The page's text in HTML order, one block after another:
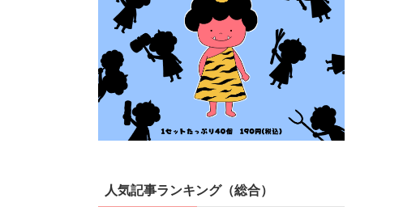
人気記事ランキング（総合）